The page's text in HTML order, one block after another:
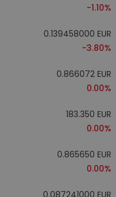
-1.10%
0.139458000 EUR
-3.80%
0.866072 EUR
0.00%
183.350 EUR
0.00%
0.865650 EUR
0.00%
0.087241000 EUR